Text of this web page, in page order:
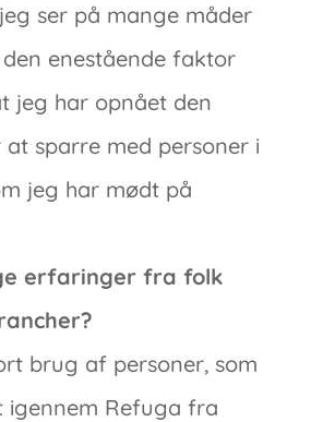
ser på mange måder
enestående faktor
jeg har opnået den
sparre med personer i
jeg har mødt på
erfaringer fra folk
brug af personer, som
igennem Refuga fra